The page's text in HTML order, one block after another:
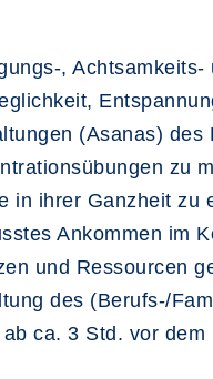
,
(Asanas)
zu
in ihrer Ganzheit zu
Ankommen im
und Ressourcen
des (Berufs-/
ca. 3 Std. vor